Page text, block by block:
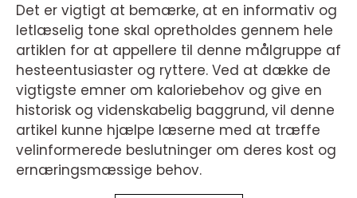
Det er vigtigt at bemærke, at en informativ og
letlæselig tone skal opretholdes gennem hele
artiklen for at appellere til denne målgruppe af
hesteentusiaster og ryttere. Ved at dække de
vigtigste emner om kaloriebehov og give en
historisk og videnskabelig baggrund, vil denne
artikel kunne hjælpe læserne med at træffe
velinformerede beslutninger om deres kost og
ernæringsmæssige behov.